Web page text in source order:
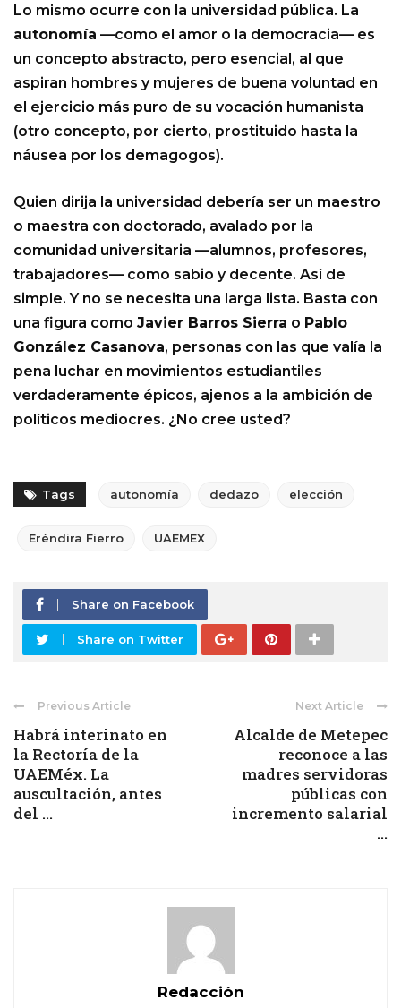
Lo mismo ocurre con la universidad pública. La
autonomía —como el amor o la democracia— es
un concepto abstracto, pero esencial, al que
aspiran hombres y mujeres de buena voluntad en
el ejercicio más puro de su vocación humanista
(otro concepto, por cierto, prostituido hasta la
náusea por los demagogos).
Quien dirija la universidad debería ser un maestro
o maestra con doctorado, avalado por la
comunidad universitaria —alumnos, profesores,
trabajadores— como sabio y decente. Así de
simple. Y no se necesita una larga lista. Basta con
una figura como Javier Barros Sierra o Pablo
González Casanova, personas con las que valía la
pena luchar en movimientos estudiantiles
verdaderamente épicos, ajenos a la ambición de
políticos mediocres. ¿No cree usted?
Tags autonomía dedazo elección
Eréndira Fierro UAEMEX
Share on Facebook
Share on Twitter
Previous Article
Habrá interinato en
la Rectoría de la
UAEMéx. La
auscultación, antes
del ...
Next Article
Alcalde de Metepec
reconoce a las
madres servidoras
públicas con
incremento salarial
...
Redacción